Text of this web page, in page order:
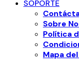
SOPORTE
Sobre
Política
Mapa